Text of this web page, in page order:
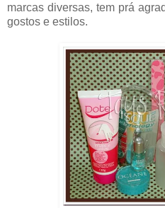
marcas diversas, tem prá
gostos e estilos.